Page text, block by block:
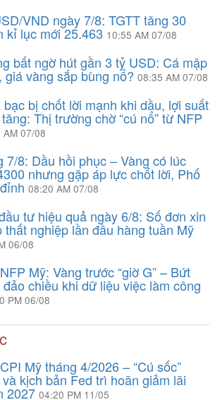
VND ngày 7/8: TGTT tăng 30
kỉ lục mới 25.463 10:55 AM 07/08
bất ngờ hút gần 3 tỷ USD: Cá mập
giá vàng sắp bùng nổ? 08:35 AM 07/08
bạc bị chốt lời mạnh khi dầu, lợi suất
Thị trường chờ “cú nổ” từ NFP
AM 07/08
7/8: Dầu hồi phục – Vàng có lúc
nhưng gặp áp lực chốt lời, Phố
08:20 AM 07/08
tư hiệu quả ngày 6/8: Số đơn xin
thất nghiệp lần đầu hàng tuần Mỹ
06/08
Mỹ: Vàng trước “giờ G” – Bứt
chiều khi dữ liệu việc làm công
PM 06/08
Mỹ tháng 4/2026 – “Cú sốc”
kịch bản Fed trì hoãn giảm lãi
2027 04:20 PM 11/05